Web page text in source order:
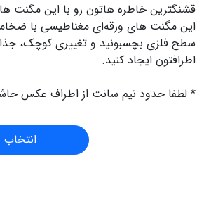
قشنگترین خاطره هاتون رو با این مگنت
این مگنت های ورقه‌ای مغناطیسی با
سطح فلزی بچسبونید و تغییری کوچک،
اطرافتون ایجاد کنید.
* لطفا حدود نیم سانت از اطراف عکس